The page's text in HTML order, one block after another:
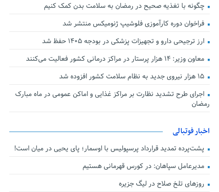
چگونه با تغذیه صحیح در رمضان به سلامت بدن کمک کنیم
فراخوان دوره کارآموزی فلوشیپ ژنومیکس منتشر شد
ارز ترجیحی دارو و تجهیزات پزشکی در بودجه ۱۴۰۵ حفظ شد
معاون وزیر: ۱۴ هزار پرستار در مراکز درمانی کشور فعالیت می‌کنند
۱۵ هزار نیروی جدید به نظام سلامت کشور افزوده شد
اجرای طرح تشدید نظارت بر مراکز غذایی و اماکن عمومی در ماه مبارک
رمضان
اخبار فوتبالی
پشت‌پرده تمدید قرارداد پرسپولیس با اوسمار؛ پای یحیی در میان است!
مدیرعامل سپاهان: در کورس قهرمانی هستیم
روزهای تلخ صلاح در لیگ جزیره